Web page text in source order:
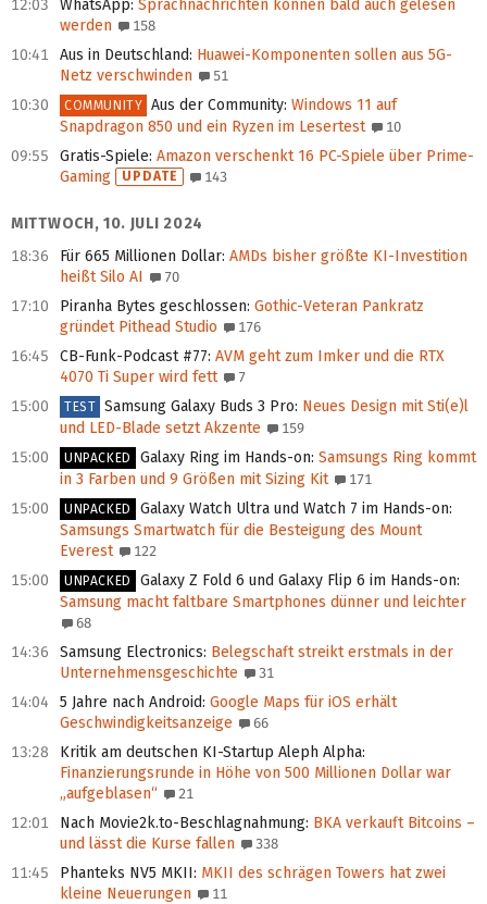
12:03 WhatsApp: Sprachnachrichten können bald auch gelesen
werden
158
10:41 Aus in Deutschland: Huawei-Komponenten sollen aus 5G-
Netz verschwinden
51
10:30 COMMUNITY Aus der Community: Windows 11 auf
Snapdragon 850 und ein Ryzen im Lesertest
10
09:55 Gratis-Spiele: Amazon verschenkt 16 PC-Spiele über Prime-
Gaming
UPDATE 143
MITTWOCH, 10. JULI 2024
18:36
Für 665 Millionen Dollar: AMDs bisher größte KI‑Investition
heißt Silo AI
70
17:10 Piranha Bytes geschlossen: Gothic-Veteran Pankratz
gründet Pithead Studio
176
16:45 CB-Funk-Podcast #77: AVM geht zum Imker und die RTX
4070 Ti Super wird fett
7
15:00 TEST Samsung Galaxy Buds 3 Pro: Neues Design mit Sti(e)l
und LED-Blade setzt Akzente
159
15:00 UNPACKED Galaxy Ring im Hands‑on: Samsungs Ring kommt
in 3 Farben und 9 Größen mit Sizing Kit
171
15:00 UNPACKED Galaxy Watch Ultra und Watch 7 im Hands‑on:
Samsungs Smartwatch für die Besteigung des Mount
Everest
122
15:00 UNPACKED Galaxy Z Fold 6 und Galaxy Flip 6 im Hands‑on:
Samsung macht faltbare Smartphones dünner und leichter
68
14:36 Samsung Electronics: Belegschaft streikt erstmals in der
Unternehmensgeschichte
31
14:04 5 Jahre nach Android: Google Maps für iOS erhält
Geschwindig­keits­anzeige
66
13:28 Kritik am deutschen KI-Startup Aleph Alpha:
Finanzierungsrunde in Höhe von 500 Millionen Dollar war
„aufgeblasen“
21
12:01 Nach Movie2k.to-Beschlagnahmung: BKA verkauft Bitcoins –
und lässt die Kurse fallen
338
11:45 Phanteks NV5 MKII: MKII des schrägen Towers hat zwei
kleine Neuerungen
11